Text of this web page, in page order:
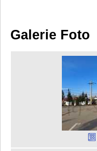
Galerie Foto